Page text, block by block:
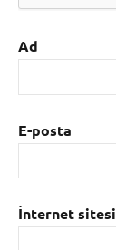
Ad
E-posta
İnternet sitesi